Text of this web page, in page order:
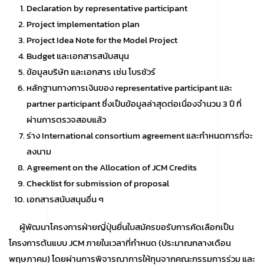
Declaration by representative participant
Project implementation plan
Project Idea Note for the Model Project
Budget และเอกสารสนับสนุน
ข้อมูลบริษัท และเอกสาร เช่น โบรชัวร์
หลักฐานทางการเงินของ representative participant และ
partner participant ซึ่งเป็นข้อมูลล่าสุดต่อเนื่องจำนวน 3 ปี ที่
ผ่านการตรวจสอบแล้ว
ร่าง International consortium agreement และกำหนดการที่จะ
ลงนาม
Agreement on the Allocation of JCM Credits
Checklist for submission of proposal
เอกสารสนับสนุนอื่น ๆ
ผู้พัฒนาโครงการฝ่ายญี่ปุ่นยื่นใบสมัครขอรับการคัดเลือกเป็น
โครงการต้นแบบ JCM ภายในเวลาที่กำหนด (ประมาณกลางเดือน
พฤษภาคม) โดยผ่านการพิจารณาการให้ทุนจากคณะกรรมการร่วม และ